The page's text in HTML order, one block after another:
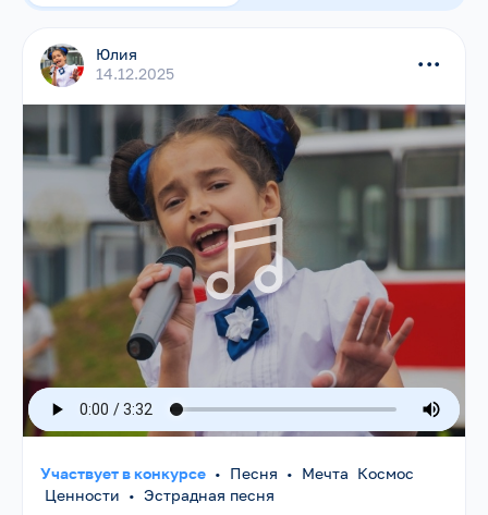
Юлия
14.12.2025
...
Участвует в конкурсе • Песня • Мечта Космос
Ценности • Эстрадная песня